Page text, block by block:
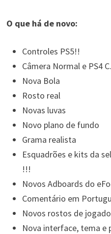
O que há de novo:
Controles PS5!!
Câmera Normal e PS4
Nova Bola
Rosto real
Novas luvas
Novo plano de fundo
Grama realista
Esquadrões e kits da
!!!
Novos Adboards do
Comentário em
Novos rostos de
Nova interface, tema e